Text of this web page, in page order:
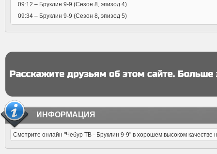
09:12 – Бруклин 9-9 (Сезон 8, эпизод 4)
09:34 – Бруклин 9-9 (Сезон 8, эпизод 5)
ИНФОРМАЦИЯ
Смотрите онлайн "Чебур ТВ - Бруклин 9-9" в хорошем высоком качестве